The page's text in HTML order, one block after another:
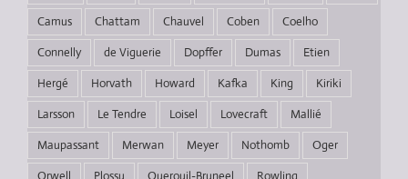
Camus
Chattam Chauvel Coben
Coelho
Connelly
de Viguerie Dopffer Dumas
Etien
Hergé
Horvath Howard Kafka King
Kiriki
Larsson
Le Tendre Loisel Lovecraft
Mallié
Maupassant
Merwan Meyer Nothomb
Oger